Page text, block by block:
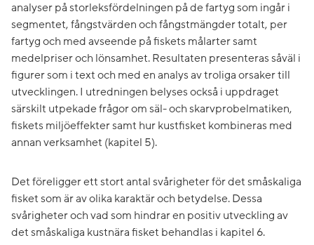
analyser på storleksfördelningen på de fartyg som ingår i
segmentet, fångstvärden och fångstmängder totalt, per
fartyg och med avseende på fiskets målarter samt
medelpriser och lönsamhet. Resultaten presenteras såväl i
figurer som i text och med en analys av troliga orsaker till
utvecklingen. I utredningen belyses också i uppdraget
särskilt utpekade frågor om säl- och skarvprobelmatiken,
fiskets miljöeffekter samt hur kustfisket kombineras med
annan verksamhet (kapitel 5).
Det föreligger ett stort antal svårigheter för det småskaliga
fisket som är av olika karaktär och betydelse. Dessa
svårigheter och vad som hindrar en positiv utveckling av
det småskaliga kustnära fisket behandlas i kapitel 6.